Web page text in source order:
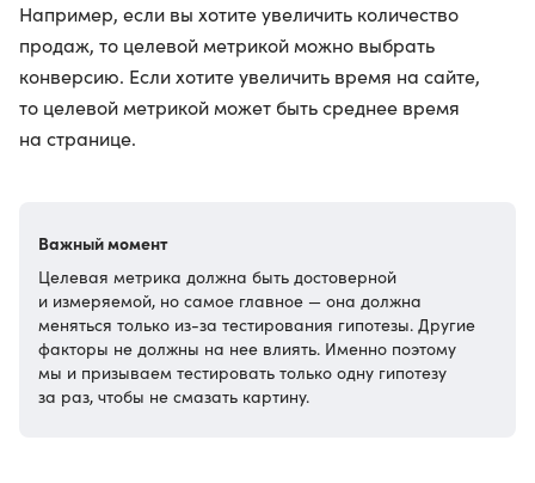
Например, если вы хотите увеличить количество
продаж, то целевой метрикой можно выбрать
конверсию. Если хотите увеличить время на сайте,
то целевой метрикой может быть среднее время
на странице.
Важный момент
Целевая метрика должна быть достоверной
и измеряемой, но самое главное — она должна
меняться только из-за тестирования гипотезы. Другие
факторы не должны на нее влиять. Именно поэтому
мы и призываем тестировать только одну гипотезу
за раз, чтобы не смазать картину.